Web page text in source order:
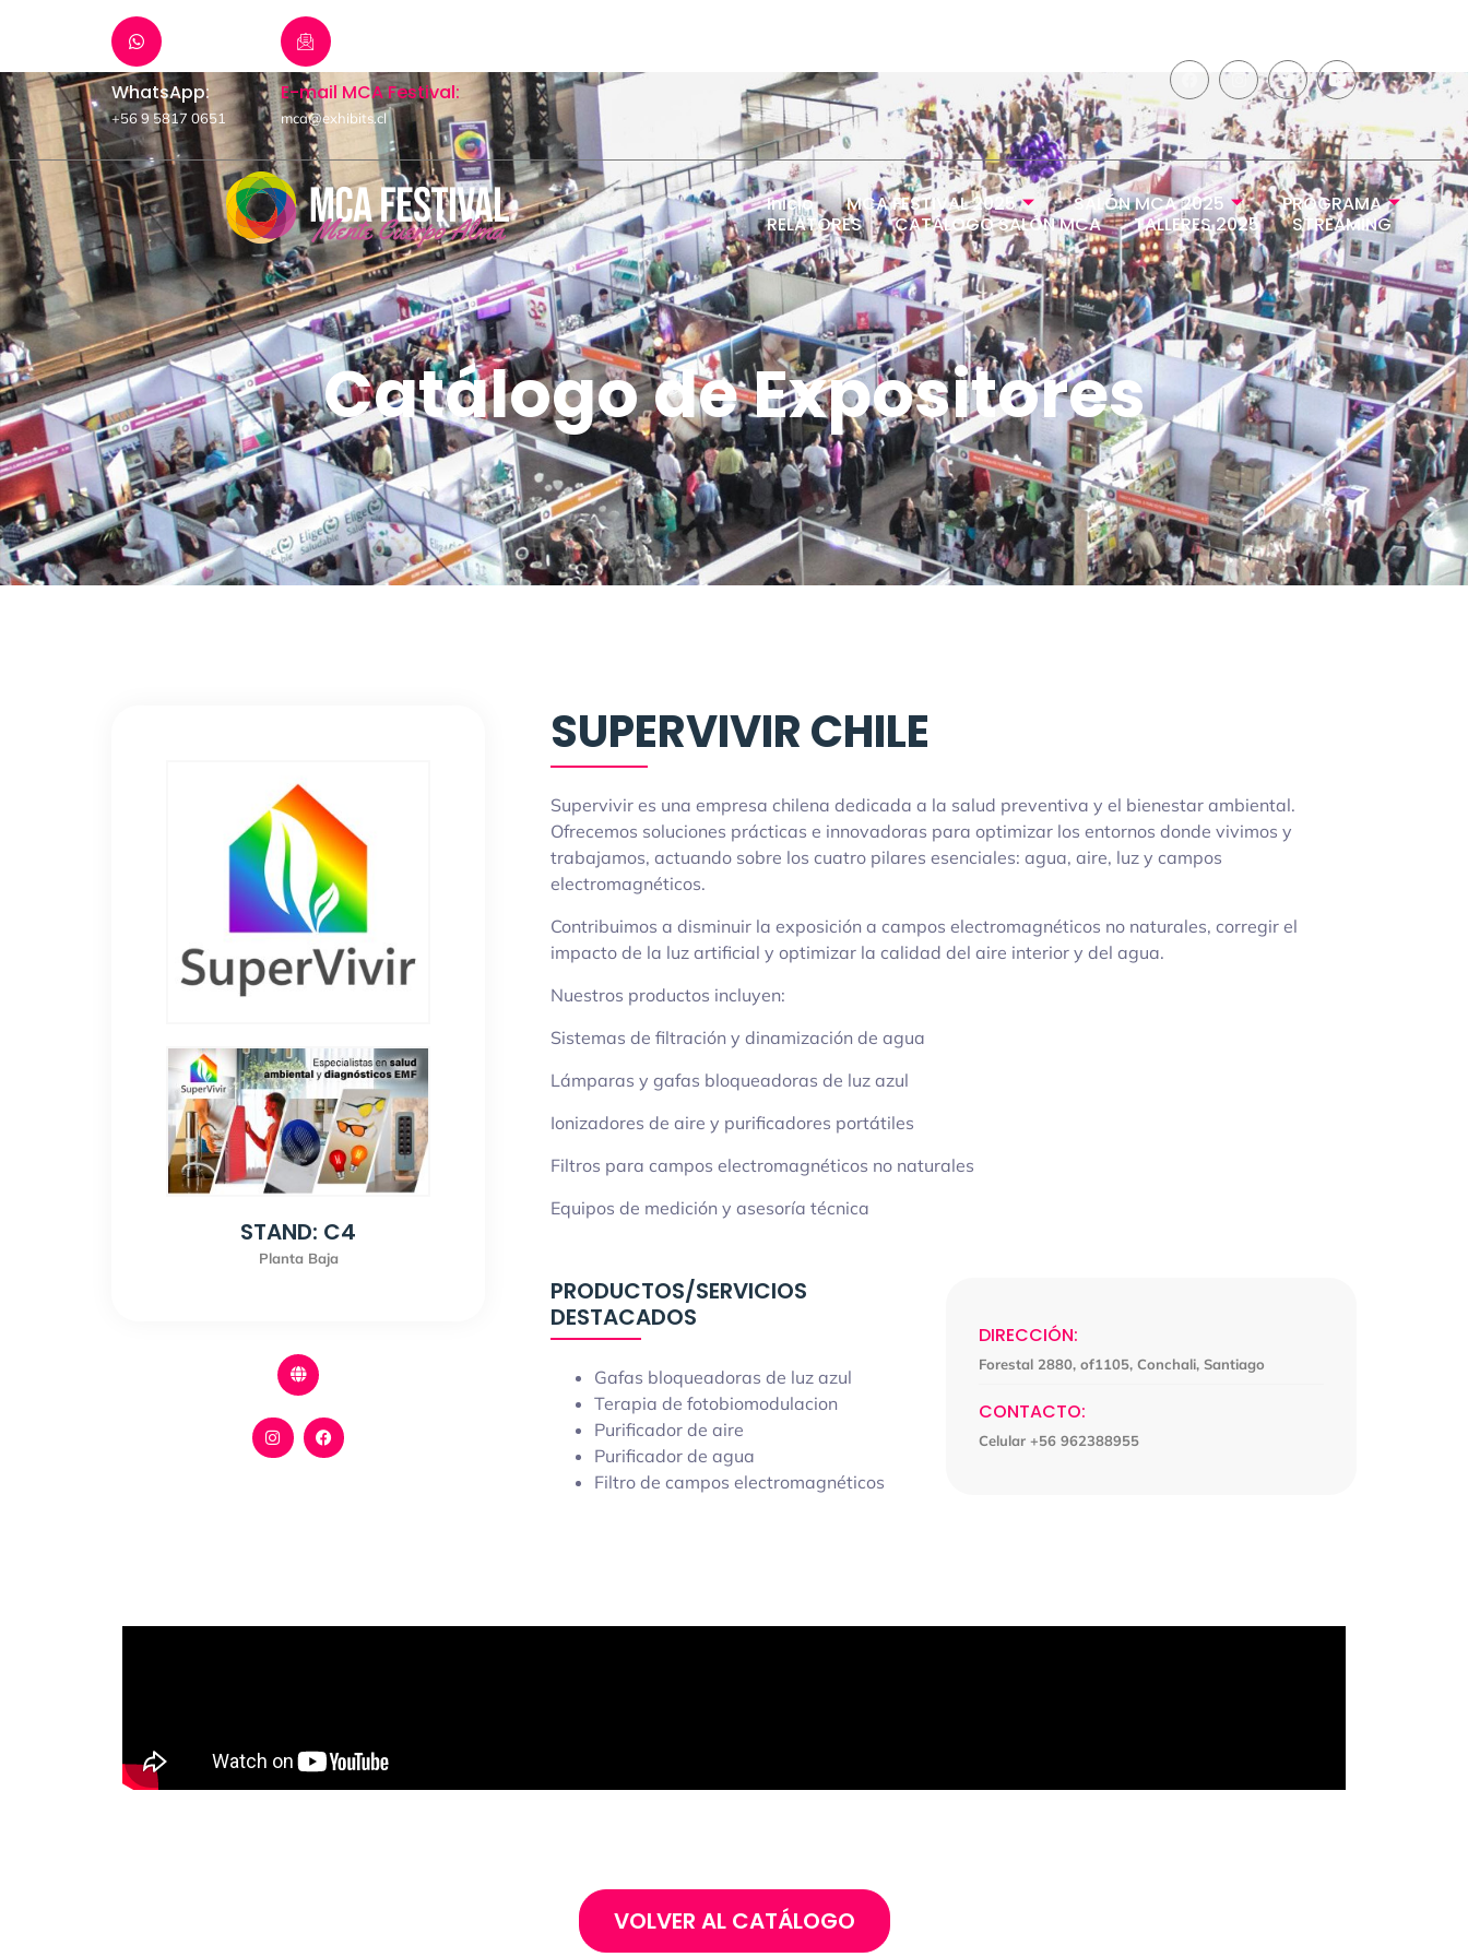
WhatsApp:
+56 9 5817 0651
E-mail MCA Festival:
mca@exhibits.cl
Inicio MCA FESTIVAL 2025 SALÓN MCA 2025
PROGRAMA
RELATORES
CATÁLOGO SALÓN MCA TALLERES 2025 STREAMING
Catálogo de Expositores
STAND: C4
Planta Baja
SUPERVIVIR CHILE
Supervivir es una empresa chilena dedicada a la salud preventiva y el bienestar ambiental.
Ofrecemos soluciones prácticas e innovadoras para optimizar los entornos donde vivimos y
trabajamos, actuando sobre los cuatro pilares esenciales: agua, aire, luz y campos
electromagnéticos.
Contribuimos a disminuir la exposición a campos electromagnéticos no naturales, corregir el
impacto de la luz artificial y optimizar la calidad del aire interior y del agua.
Nuestros productos incluyen:
Sistemas de filtración y dinamización de agua
Lámparas y gafas bloqueadoras de luz azul
Ionizadores de aire y purificadores portátiles
Filtros para campos electromagnéticos no naturales
Equipos de medición y asesoría técnica
PRODUCTOS/SERVICIOS
DESTACADOS
Gafas bloqueadoras de luz azul
Terapia de fotobiomodulacion
Purificador de aire
Purificador de agua
Filtro de campos electromagnéticos
DIRECCIÓN:
Forestal 2880, of1105, Conchali, Santiago
CONTACTO:
Celular +56 962388955
VOLVER AL CATÁLOGO